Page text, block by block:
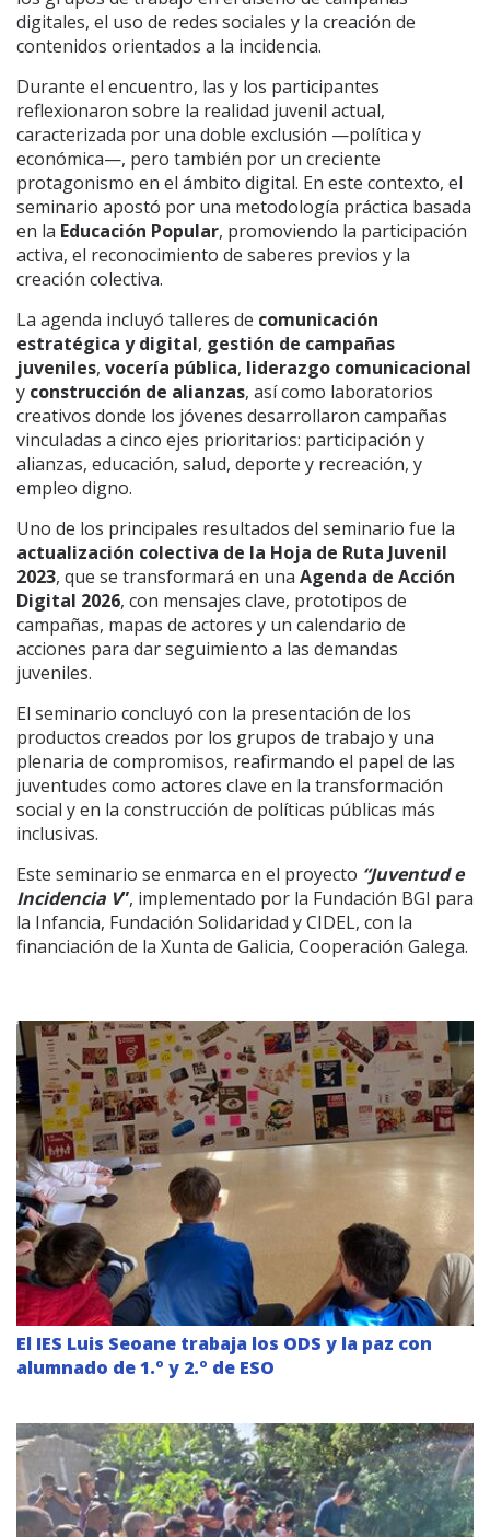
digitales, el uso de redes sociales y la creación de
contenidos orientados a la incidencia.
Durante el encuentro, las y los participantes
reflexionaron sobre la realidad juvenil actual,
caracterizada por una doble exclusión —política y
económica—, pero también por un creciente
protagonismo en el ámbito digital. En este contexto, el
seminario apostó por una metodología práctica basada
en la Educación Popular, promoviendo la participación
activa, el reconocimiento de saberes previos y la
creación colectiva.
La agenda incluyó talleres de comunicación
estratégica y digital, gestión de campañas
juveniles, vocería pública, liderazgo comunicacional
y construcción de alianzas, así como laboratorios
creativos donde los jóvenes desarrollaron campañas
vinculadas a cinco ejes prioritarios: participación y
alianzas, educación, salud, deporte y recreación, y
empleo digno.
Uno de los principales resultados del seminario fue la
actualización colectiva de la Hoja de Ruta Juvenil
2023, que se transformará en una Agenda de Acción
Digital 2026, con mensajes clave, prototipos de
campañas, mapas de actores y un calendario de
acciones para dar seguimiento a las demandas
juveniles.
El seminario concluyó con la presentación de los
productos creados por los grupos de trabajo y una
plenaria de compromisos, reafirmando el papel de las
juventudes como actores clave en la transformación
social y en la construcción de políticas públicas más
inclusivas.
Este seminario se enmarca en el proyecto “Juventud e
Incidencia V”, implementado por la Fundación BGI para
la Infancia, Fundación Solidaridad y CIDEL, con la
financiación de la Xunta de Galicia, Cooperación Galega.
El IES Luis Seoane trabaja los ODS y la paz con
alumnado de 1.º y 2.º de ESO